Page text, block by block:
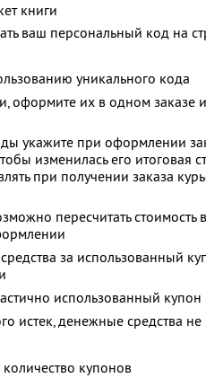
книги
ваш персональный код на
уникального кода
оформите их в одном заказе
укажите при оформлении
изменилась его итоговая
при получении заказа
пересчитать стоимость
за использованный
использованный купон
истек, денежные средства
купонов